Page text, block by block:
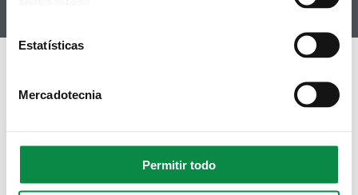
Estatísticas
Mercadotecnia
Permitir todo